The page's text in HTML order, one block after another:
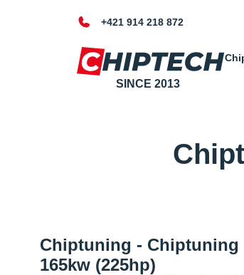
+421 914 218 872
SINCE 2013
Chiptuning - Chiptuning
165kw (225hp)